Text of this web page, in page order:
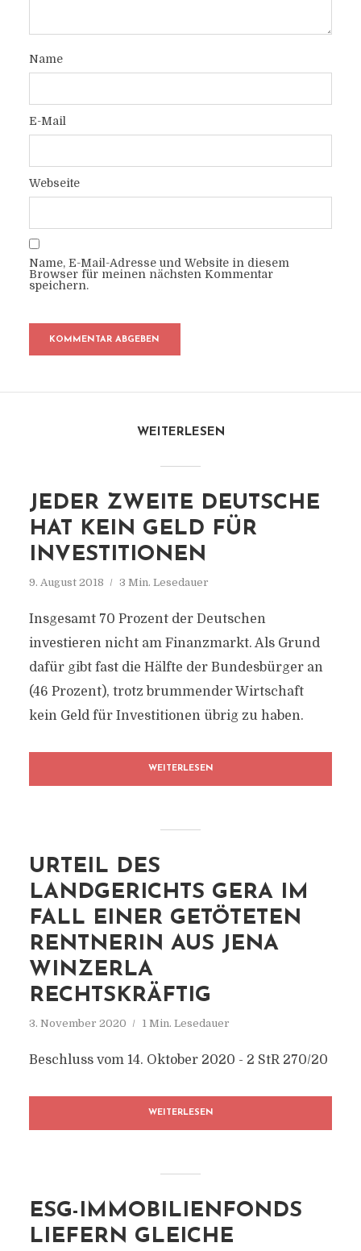
Name
E-Mail
Webseite
Name, E-Mail-Adresse und Website in diesem
Browser für meinen nächsten Kommentar
speichern.
WEITERLESEN
JEDER ZWEITE DEUTSCHE
HAT KEIN GELD FÜR
INVESTITIONEN
9. August 2018 3 Min. Lesedauer
Insgesamt 70 Prozent der Deutschen
investieren nicht am Finanzmarkt. Als Grund
dafür gibt fast die Hälfte der Bundesbürger an
(46 Prozent), trotz brummender Wirtschaft
kein Geld für Investitionen übrig zu haben.
WEITERLESEN
URTEIL DES
LANDGERICHTS GERA IM
FALL EINER GETÖTETEN
RENTNERIN AUS JENA
WINZERLA
RECHTSKRÄFTIG
3. November 2020 1 Min. Lesedauer
Beschluss vom 14. Oktober 2020 - 2 StR 270/20
WEITERLESEN
ESG-IMMOBILIENFONDS
LIEFERN GLEICHE